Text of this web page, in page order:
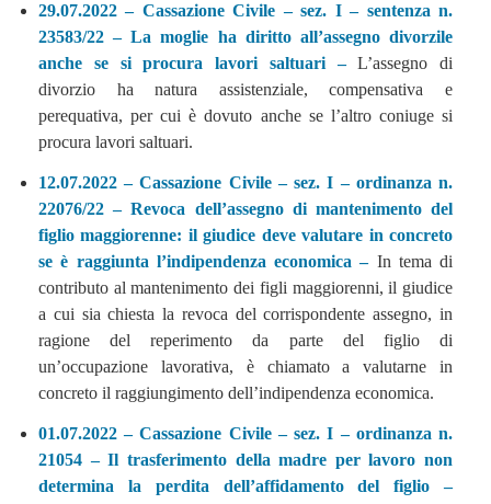
29.07.2022 – Cassazione Civile – sez. I – sentenza n.
23583/22 – La moglie ha diritto all’assegno divorzile
anche se si procura lavori saltuari –L’assegno di
divorzio ha natura assistenziale, compensativa e
perequativa, per cui è dovuto anche se l’altro coniuge si
procura lavori saltuari.
12.07.2022 – Cassazione Civile – sez. I – ordinanza n.
22076/22 – Revoca dell’assegno di mantenimento del
figlio maggiorenne: il giudice deve valutare in concreto
se è raggiunta l’indipendenza economica – In tema di
contributo al mantenimento dei figli maggiorenni, il giudice
a cui sia chiesta la revoca del corrispondente assegno, in
ragione del reperimento da parte del figlio di
un’occupazione lavorativa, è chiamato a valutarne in
concreto il raggiungimento dell’indipendenza economica.
01.07.2022 – Cassazione Civile – sez. I – ordinanza n.
21054 – Il trasferimento della madre per lavoro non
determina la perdita dell’affidamento del figlio –